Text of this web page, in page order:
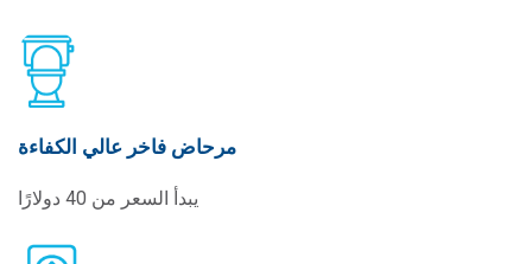
مرحاض فاخر عالي الكفاءة
يبدأ السعر من 40 دولارًا